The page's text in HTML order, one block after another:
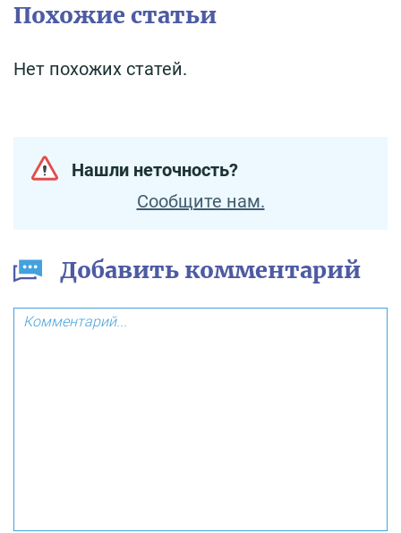
Похожие статьи
Нет похожих статей.
Нашли неточность?
Сообщите нам.
Добавить комментарий